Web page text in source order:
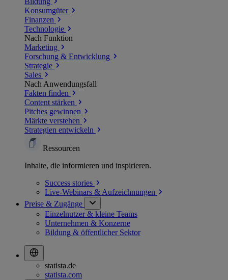
Konsumgüter
Finanzen
Technologie
Nach Funktion
Marketing
Forschung & Entwicklung
Strategie
Sales
Nach Anwendungsfall
Fakten finden
Content stärken
Pitches gewinnen
Märkte verstehen
Strategien entwickeln
Ressourcen
Inhalte, die informieren und inspirieren.
Success stories
Live-Webinars & Aufzeichnungen
Preise & Zugänge
Einzelnutzer & kleine Teams
Unternehmen & Konzerne
Bildung & öffentlicher Sektor
statista.de
statista.com